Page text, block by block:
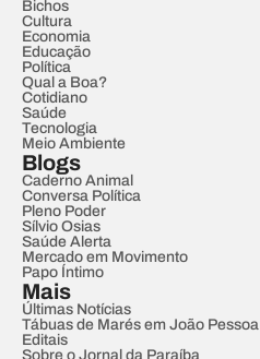
Bichos
Cultura
Economia
Educação
Política
Qual a Boa?
Cotidiano
Saúde
Tecnologia
Meio Ambiente
Blogs
Caderno Animal
Conversa Política
Pleno Poder
Sílvio Osias
Saúde Alerta
Mercado em Movimento
Papo Íntimo
Mais
Últimas Notícias
Tábuas de Marés em João Pessoa
Editais
Sobre o Jornal da Paraíba